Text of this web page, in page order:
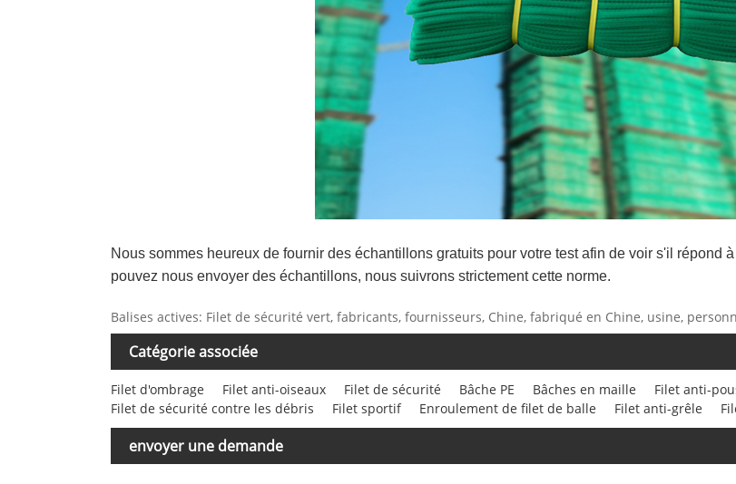
Nous sommes heureux de fournir des échantillons gratuits pour votre test afin de voir s'il répond
pouvez nous envoyer des échantillons, nous suivrons strictement cette norme.
Balises actives: Filet de sécurité vert, fabricants, fournisseurs, Chine, fabriqué en Chine, usine,
Catégorie associée
Filet d'ombrage Filet anti-oiseaux Filet de sécurité Bâche PE Bâches en maille Filet anti-
Filet de sécurité contre les débris
Filet sportif Enroulement de filet de balle Filet anti-grêle
envoyer une demande